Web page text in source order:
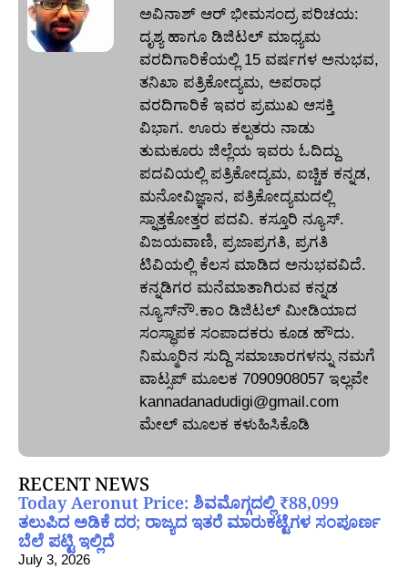
ಅವಿನಾಶ್‌ ಆರ್‌ ಭೀಮಸಂದ್ರ ಪರಿಚಯ:
ದೃಶ್ಯ ಹಾಗೂ ಡಿಜಿಟಲ್ ಮಾಧ್ಯಮ
ವರದಿಗಾರಿಕೆಯಲ್ಲಿ 15 ವರ್ಷಗಳ ಅನುಭವ,
ತನಿಖಾ ಪತ್ರಿಕೋದ್ಯಮ, ಅಪರಾಧ
ವರದಿಗಾರಿಕೆ ಇವರ ಪ್ರಮುಖ ಆಸಕ್ತಿ
ವಿಭಾಗ. ಊರು ಕಲ್ಪತರು ನಾಡು
ತುಮಕೂರು ಜಿಲ್ಲೆಯ ಇವರು ಓದಿದ್ದು
ಪದವಿಯಲ್ಲಿ ಪತ್ರಿಕೋದ್ಯಮ, ಐಚ್ಚಿಕ ಕನ್ನಡ,
ಮನೋವಿಜ್ಞಾನ, ಪತ್ರಿಕೋದ್ಯಮದಲ್ಲಿ
ಸ್ನಾತ್ತಕೋತ್ತರ ಪದವಿ. ಕಸ್ತೂರಿ ನ್ಯೂಸ್‌.
ವಿಜಯವಾಣಿ, ಪ್ರಜಾಪ್ರಗತಿ, ಪ್ರಗತಿ
ಟಿವಿಯಲ್ಲಿ ಕೆಲಸ ಮಾಡಿದ ಅನುಭವವಿದೆ.
ಕನ್ನಡಿಗರ ಮನೆಮಾತಾಗಿರುವ ಕನ್ನಡ
ನ್ಯೂಸ್‌ನೌ.ಕಾಂ ಡಿಜಿಟಲ್‌ ಮೀಡಿಯಾದ
ಸಂಸ್ಥಾಪಕ ಸಂಪಾದಕರು ಕೂಡ ಹೌದು.
ನಿಮ್ಮೂರಿನ ಸುದ್ದಿ ಸಮಾಚಾರಗಳನ್ನು ನಮಗೆ
ವಾಟ್ಸಪ್‌ ಮೂಲಕ 7090908057 ಇಲ್ಲವೇ
kannadanadudigi@gmail.com
ಮೇಲ್‌ ಮೂಲಕ ಕಳುಹಿಸಿಕೊಡಿ
RECENT NEWS
Today Aeronut Price: ಶಿವಮೊಗ್ಗದಲ್ಲಿ ₹88,099
ತಲುಪಿದ ಅಡಿಕೆ ದರ; ರಾಜ್ಯದ ಇತರೆ ಮಾರುಕಟ್ಟೆಗಳ ಸಂಪೂರ್ಣ
ಬೆಲೆ ಪಟ್ಟಿ ಇಲ್ಲಿದೆ
July 3, 2026